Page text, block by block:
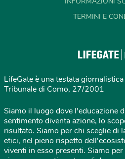
TERMINI E
LifeGate è una testata
Tribunale di Como, 27/2001
Siamo il luogo dove l'educazione
sentimento diventa azione, lo
risultato. Siamo per chi sceglie di
etici, nel pieno rispetto
viventi in esso presenti. Siamo